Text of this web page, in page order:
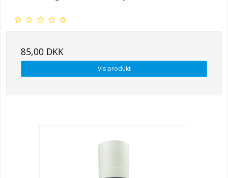
85,00 DKK
Vis produkt